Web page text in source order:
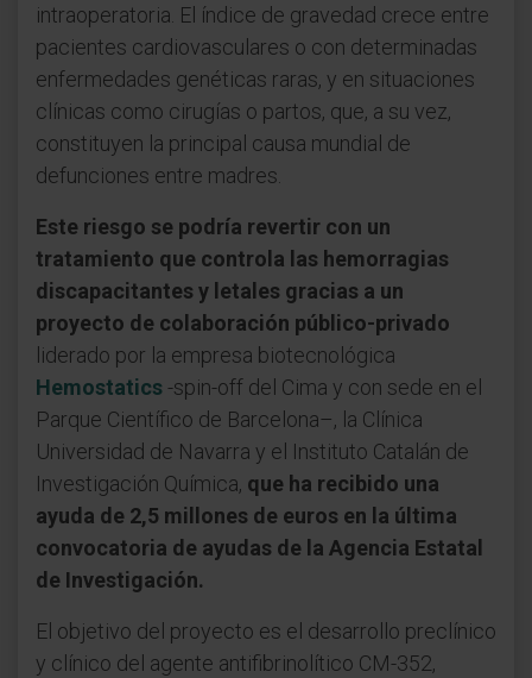
intraoperatoria. El índice de gravedad crece entre
pacientes cardiovasculares o con determinadas
enfermedades genéticas raras, y en situaciones
clínicas como cirugías o partos, que, a su vez,
constituyen la principal causa mundial de
defunciones entre madres.
Este riesgo se podría revertir con un
tratamiento que controla las hemorragias
discapacitantes y letales gracias a un
proyecto de colaboración público-privado
liderado por la empresa biotecnológica
Hemostatics-spin-off del Cima y con sede en el
Parque Científico de Barcelona–, la Clínica
Universidad de Navarra y el Instituto Catalán de
Investigación Química, que ha recibido una
ayuda de 2,5 millones de euros en la última
convocatoria de ayudas de la Agencia Estatal
de Investigación.
El objetivo del proyecto es el desarrollo preclínico
y clínico del agente antifibrinolítico CM-352,